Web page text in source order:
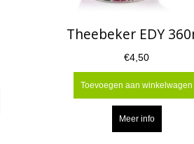
Theebeker EDY
€4,50
Toevoegen aan winkelwagen
Meer info